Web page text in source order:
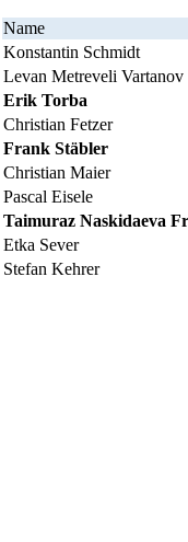
Name
Konstantin Schmidt
Levan Metreveli Vartanov
Erik Torba
Christian Fetzer
Frank Stäbler
Christian Maier
Pascal Eisele
Taimuraz Naskidaeva
Etka Sever
Stefan Kehrer